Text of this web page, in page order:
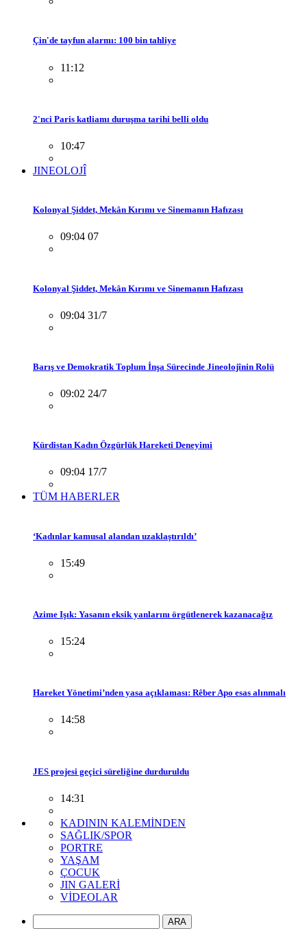
Çin'de tayfun alarmı: 100 bin tahliye
11:12
2'nci Paris katliamı duruşma tarihi belli oldu
10:47
JINEOLOJÎ
Kolonyal Şiddet, Mekân Kırımı ve Sinemanın Hafızası
09:04 07
Kolonyal Şiddet, Mekân Kırımı ve Sinemanın Hafızası
09:04 31/7
Barış ve Demokratik Toplum İnşa Sürecinde Jineolojînin Rolü
09:02 24/7
Kürdistan Kadın Özgürlük Hareketi Deneyimi
09:04 17/7
TÜM HABERLER
‘Kadınlar kamusal alandan uzaklaştırıldı’
15:49
Azime Işık: Yasanın eksik yanlarını örgütlenerek kazanacağız
15:24
Hareket Yönetimi’nden yasa açıklaması: Rêber Apo esas alınmalı
14:58
JES projesi geçici süreliğine durduruldu
14:31
KADININ KALEMİNDEN
SAĞLIK/SPOR
PORTRE
YAŞAM
ÇOCUK
JIN GALERİ
VİDEOLAR
ARA